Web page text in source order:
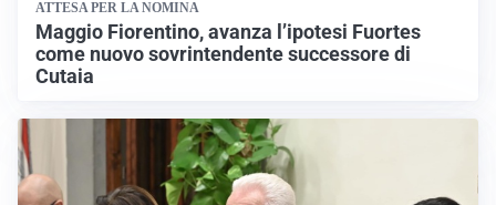
ATTESA PER LA NOMINA
Maggio Fiorentino, avanza l’ipotesi Fuortes
come nuovo sovrintendente successore di
Cutaia